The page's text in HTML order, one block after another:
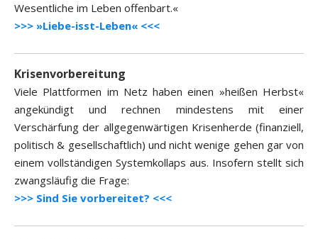
Wesentliche im Leben offenbart.«
>>> »Liebe-isst-Leben« <<<
Krisenvorbereitung
Viele Plattformen im Netz haben einen »heißen Herbst«
angekündigt und rechnen mindestens mit einer
Verschärfung der allgegenwärtigen Krisenherde (finanziell,
politisch & gesellschaftlich) und nicht wenige gehen gar von
einem vollständigen Systemkollaps aus. Insofern stellt sich
zwangsläufig die Frage:
>>> Sind Sie vorbereitet? <<<